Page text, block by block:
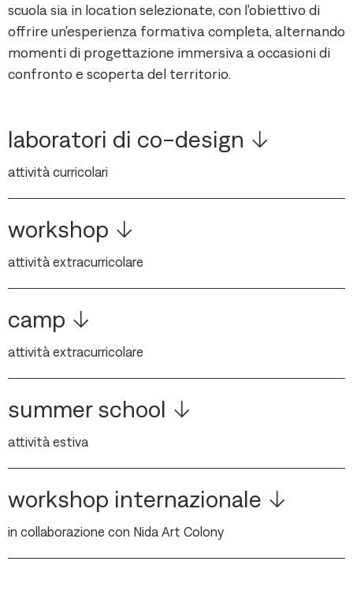
scuola sia in location selezionate, con l’obiettivo di
offrire un’esperienza formativa completa, alternando
momenti di progettazione immersiva a occasioni di
confronto e scoperta del territorio.
laboratori di co-design
attività curricolari
workshop
attività extracurricolare
camp
attività extracurricolare
summer school
attività estiva
workshop internazionale
in collaborazione con Nida Art Colony